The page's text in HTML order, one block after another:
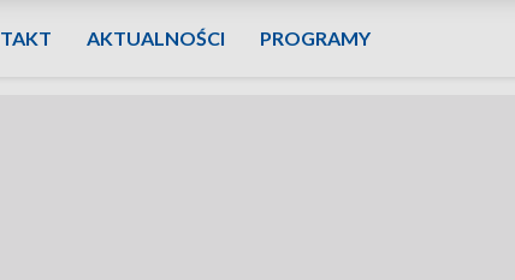
AKTUALNOŚCI PROGRAMY